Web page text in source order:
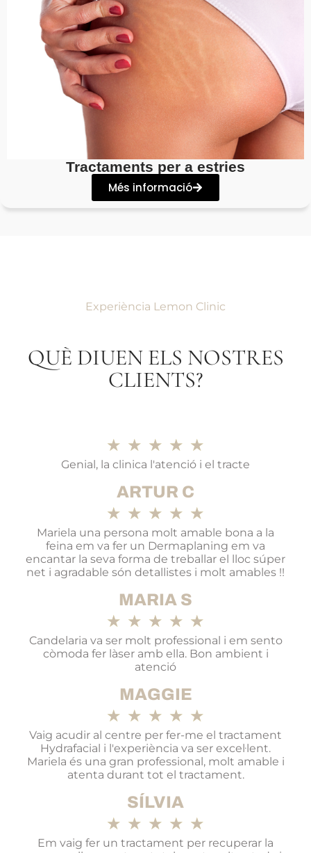
Tractaments per a estries
Més informació
Experiència Lemon Clinic
QUÈ DIUEN ELS NOSTRES
CLIENTS?
★ ★ ★ ★ ★
Genial, la clinica l'atenció i el tracte
ARTUR C
★ ★ ★ ★ ★
Mariela una persona molt amable bona a la
feina em va fer un Dermaplaning em va
encantar la seva forma de treballar el lloc súper
net i agradable són detallistes i molt amables !!
MARIA S
★ ★ ★ ★ ★
Candelaria va ser molt professional i em sento
còmoda fer làser amb ella. Bon ambient i
atenció
MAGGIE
★ ★ ★ ★ ★
Vaig acudir al centre per fer-me el tractament
Hydrafacial i l'experiència va ser excel·lent.
Mariela és una gran professional, molt amable i
atenta durant tot el tractament.
SÍLVIA
★ ★ ★ ★ ★
Em vaig fer un tractament per recuperar la